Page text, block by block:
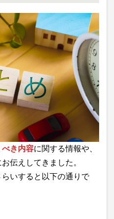
べき内容に関する情報や、
伝えしてきました。
いすると以下の通りで